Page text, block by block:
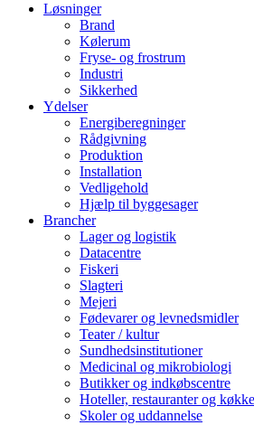
Løsninger
Brand
Kølerum
Fryse- og frostrum
Industri
Sikkerhed
Ydelser
Energiberegninger
Rådgivning
Produktion
Installation
Vedligehold
Hjælp til byggesager
Brancher
Lager og logistik
Datacentre
Fiskeri
Slagteri
Mejeri
Fødevarer og levnedsmidler
Teater / kultur
Sundhedsinstitutioner
Medicinal og mikrobiologi
Butikker og indkøbscentre
Hoteller, restauranter og
Skoler og uddannelse